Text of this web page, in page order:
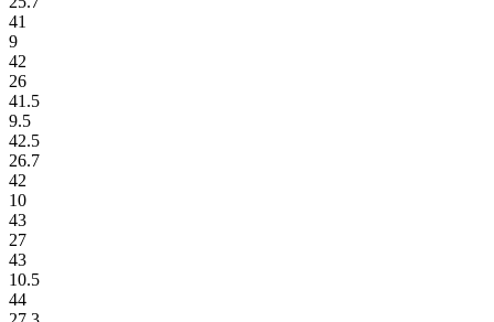
41
9
42
26
41.5
9.5
42.5
26.7
42
10
43
27
43
10.5
44